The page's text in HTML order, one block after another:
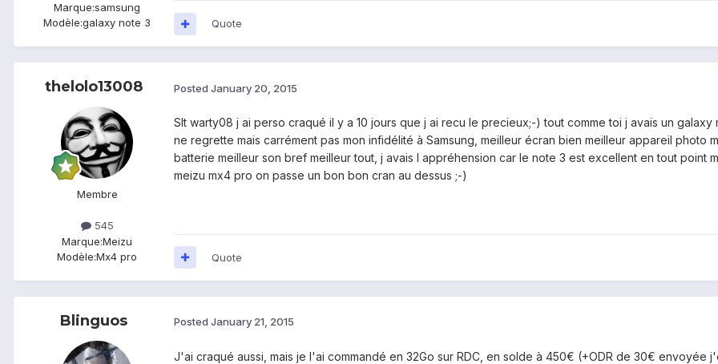
Marque:samsung
Modèle:galaxy note 3 Quote
thelolo13008
Membre
545
Marque:Meizu
Modèle:Mx4 pro
Posted January 20, 2015
Slt warty08 j ai perso craqué il y a 10 jours que j ai recu le precieux;-) tout comme toi j avais un galaxy
ne regrette mais carrément pas mon infidélité à Samsung, meilleur écran bien meilleur appareil photo
batterie meilleur son bref meilleur tout, j avais l appréhension car le note 3 est excellent en tout point
meizu mx4 pro on passe un bon bon cran au dessus ;-)
Quote
Blinguos Posted January 21, 2015
J'ai craqué aussi, mais je l'ai commandé en 32Go sur RDC, en solde à 450€ (+ODR de 30€ envoyée